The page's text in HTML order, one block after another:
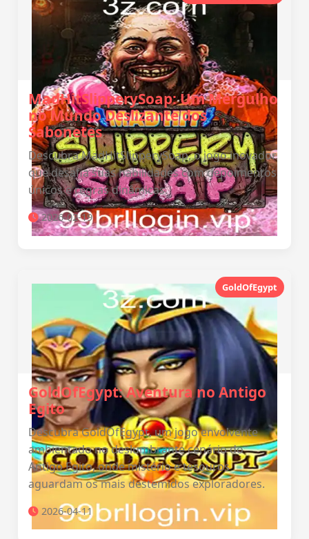
MadHitSlipperySoap: Um Mergulho
no Mundo Deslizante dos
Sabonetes
Descubra MadHitSlipperySoap, o jogo inovador
que desafia suas habilidades com depoimentos
únicos e regras dinâmicas.
2026-02-19
GoldOfEgypt
GoldOfEgypt: Aventura no Antigo
Egito
Descubra GoldOfEgypt, um jogo envolvente
ambientado no deslumbrante cenário do
Antigo Egito, onde mistério e tesouros
aguardam os mais destemidos exploradores.
2026-04-11